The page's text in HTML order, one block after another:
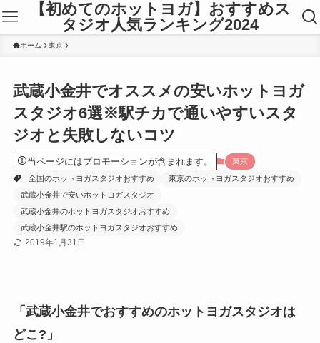
【初めてのホットヨガ】おすすめス
タジオ人気ランキング2024
ホーム 東京
武蔵小金井でオススメの安いホットヨガ
スタジオ6選※駅チカで通いやすいスタ
ジオと失敗しないコツ
当ページにはプロモーションが含まれます。
東京
全国のホットヨガスタジオおすすめ
東京のホットヨガスタジオおすすめ
武蔵小金井で安いホットヨガスタジオ
武蔵小金井のホットヨガスタジオおすすめ
武蔵小金井駅のホットヨガスタジオおすすめ
2019年1月31日
「武蔵小金井でおすすめのホットヨガスタジオは
どこ?」